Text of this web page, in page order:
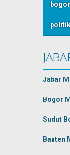
bogor
politik
Jabar
Bogor
Sudut
Banten